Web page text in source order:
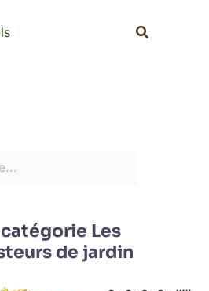
Les
de jardin